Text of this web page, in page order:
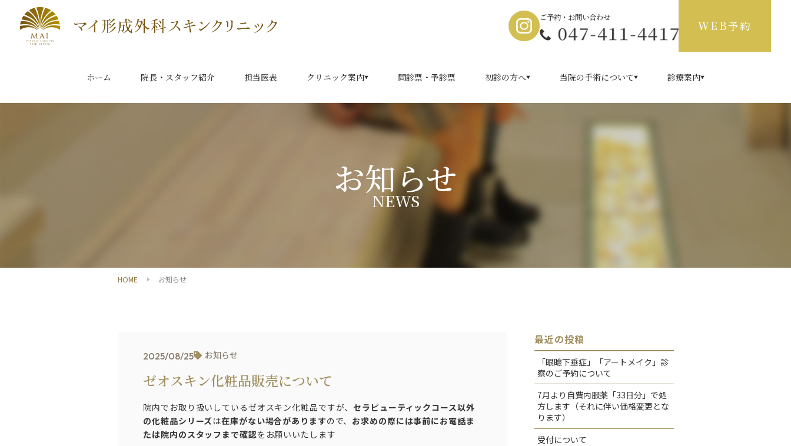
ご予約・お問い合わせ
WEB予約
ホーム 院長・スタッフ紹介 担当医表 クリニック案内 問診票・予診票 初診の方へ 当院の手術について 診療案内
お知らせ
NEWS
HOME お知らせ
2025/08/25 お知らせ
ゼオスキン化粧品販売について
院内でお取り扱いしているゼオスキン化粧品ですが、セラピューティックコース以外
の化粧品シリーズは在庫がない場合がありますので、 お求めの際には事前にお電話ま
たは院内のスタッフまで確認をお願いいたします
最近の投稿
「眼瞼下垂症」「アートメイク」診
察のご予約について
7月より自費内服薬「33日分」で処
方します（それに伴い価格変更とな
ります）
受付について